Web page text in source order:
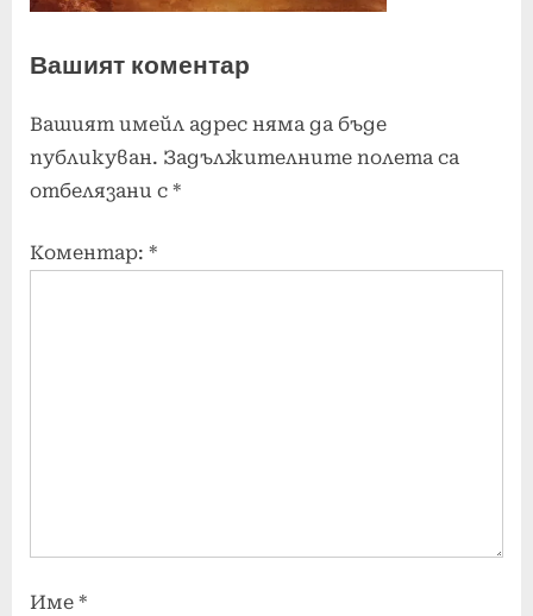
Вашият коментар
Вашият имейл адрес няма да бъде
публикуван. Задължителните полета са
отбелязани с *
Коментар: *
Име *